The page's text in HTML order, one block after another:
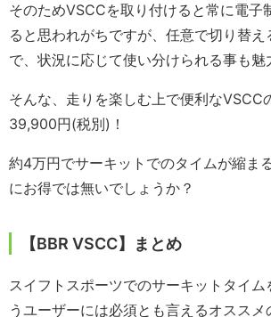
そのためVSCCを取り付けると常に電子
ると思われがちですが、任意で切り替
で、状況に応じて使い分けられる事も魅
そんな、走りを楽しむ上で便利なVSCC
39,900円(税別)！
約4万円でサーキットでのタイムが縮ま
にお得では無いでしょうか？
【BBR VSCC】まとめ
スイフトスポーツでのサーキットタイム
うユーザーには必須とも言えるオスス